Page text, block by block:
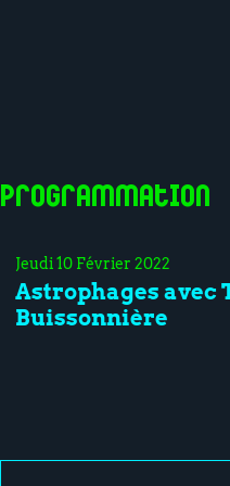
Programmation
Jeudi 10 Février 2022
Astrophages avec
Buissonnière